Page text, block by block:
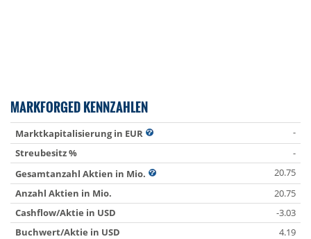
MARKFORGED KENNZAHLEN
Marktkapitalisierung in EUR
-
Streubesitz %
-
Gesamtanzahl Aktien in Mio.
20.75
Anzahl Aktien in Mio.
20.75
Cashflow/Aktie in USD
-3.03
Buchwert/Aktie in USD
4.19